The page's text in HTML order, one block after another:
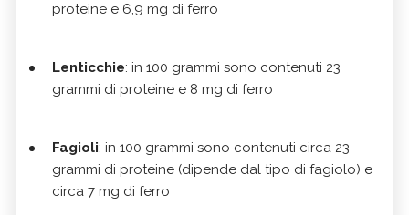
proteine e 6,9 mg di ferro
Lenticchie: in 100 grammi sono contenuti 23
grammi di proteine e 8 mg di ferro
Fagioli: in 100 grammi sono contenuti circa 23
grammi di proteine (dipende dal tipo di fagiolo) e
circa 7 mg di ferro